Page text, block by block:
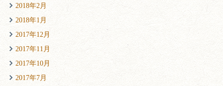
2018年2月
2018年1月
2017年12月
2017年11月
2017年10月
2017年7月